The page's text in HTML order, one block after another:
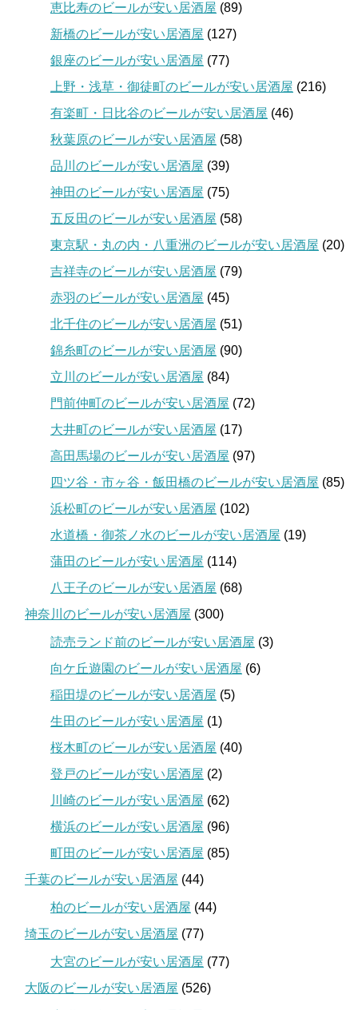
恵比寿のビールが安い居酒屋 (89)
新橋のビールが安い居酒屋 (127)
銀座のビールが安い居酒屋 (77)
上野・浅草・御徒町のビールが安い居酒屋 (216)
有楽町・日比谷のビールが安い居酒屋 (46)
秋葉原のビールが安い居酒屋 (58)
品川のビールが安い居酒屋 (39)
神田のビールが安い居酒屋 (75)
五反田のビールが安い居酒屋 (58)
東京駅・丸の内・八重洲のビールが安い居酒屋 (20)
吉祥寺のビールが安い居酒屋 (79)
赤羽のビールが安い居酒屋 (45)
北千住のビールが安い居酒屋 (51)
錦糸町のビールが安い居酒屋 (90)
立川のビールが安い居酒屋 (84)
門前仲町のビールが安い居酒屋 (72)
大井町のビールが安い居酒屋 (17)
高田馬場のビールが安い居酒屋 (97)
四ツ谷・市ヶ谷・飯田橋のビールが安い居酒屋 (85)
浜松町のビールが安い居酒屋 (102)
水道橋・御茶ノ水のビールが安い居酒屋 (19)
蒲田のビールが安い居酒屋 (114)
八王子のビールが安い居酒屋 (68)
神奈川のビールが安い居酒屋 (300)
読売ランド前のビールが安い居酒屋 (3)
向ケ丘遊園のビールが安い居酒屋 (6)
稲田堤のビールが安い居酒屋 (5)
生田のビールが安い居酒屋 (1)
桜木町のビールが安い居酒屋 (40)
登戸のビールが安い居酒屋 (2)
川崎のビールが安い居酒屋 (62)
横浜のビールが安い居酒屋 (96)
町田のビールが安い居酒屋 (85)
千葉のビールが安い居酒屋 (44)
柏のビールが安い居酒屋 (44)
埼玉のビールが安い居酒屋 (77)
大宮のビールが安い居酒屋 (77)
大阪のビールが安い居酒屋 (526)